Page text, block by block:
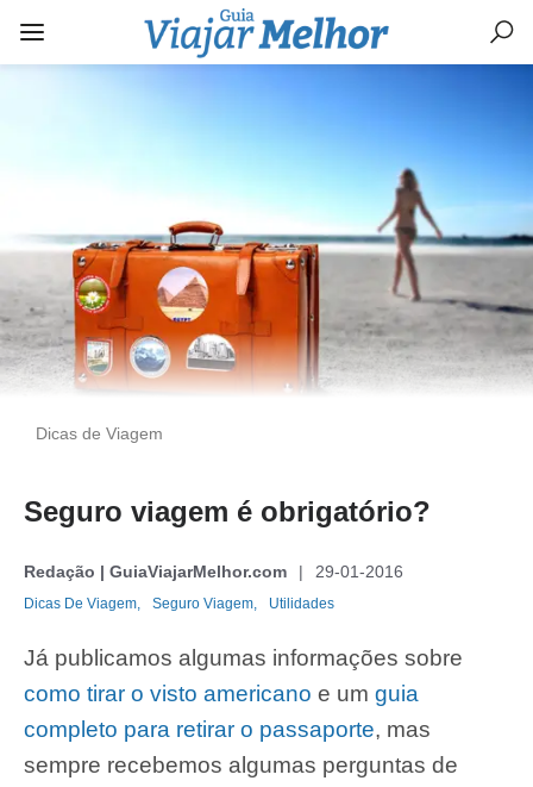
Dicas de Viagem
Seguro viagem é obrigatório?
Redação | GuiaViajarMelhor.com 29-01-2016
Dicas De Viagem, Seguro Viagem, Utilidades
Já publicamos algumas informações sobre
como tirar o visto americano e um guia
completo para retirar o passaporte, mas
sempre recebemos algumas perguntas de